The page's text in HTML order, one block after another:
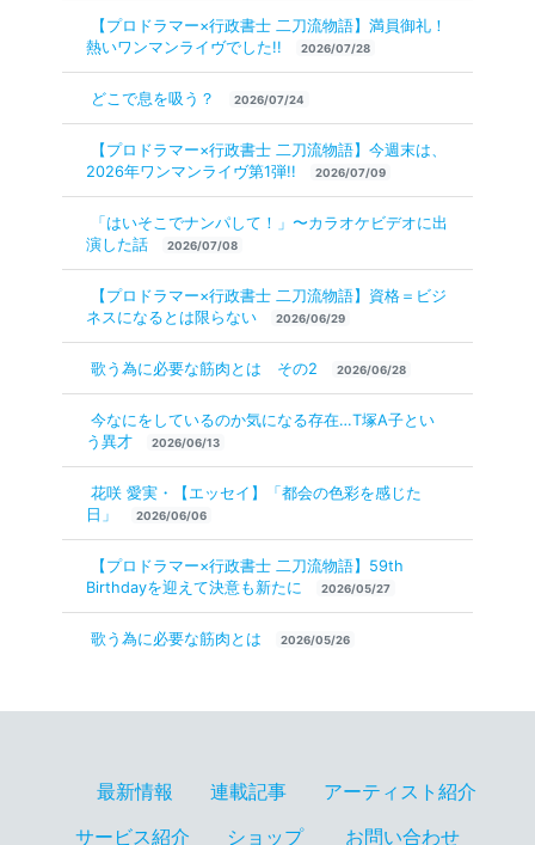
【プロドラマー×行政書士 二刀流物語】満員御礼！
熱いワンマンライヴでした!!
2026/07/28
どこで息を吸う？ 2026/07/24
【プロドラマー×行政書士 二刀流物語】今週末は、
2026年ワンマンライヴ第1弾!!
2026/07/09
「はいそこでナンパして！」〜カラオケビデオに出
演した話
2026/07/08
【プロドラマー×行政書士 二刀流物語】資格＝ビジ
ネスになるとは限らない
2026/06/29
歌う為に必要な筋肉とは その2 2026/06/28
今なにをしているのか気になる存在…T塚A子とい
う異才
2026/06/13
花咲 愛実・【エッセイ】「都会の色彩を感じた
日」
2026/06/06
【プロドラマー×行政書士 二刀流物語】59th
Birthdayを迎えて決意も新たに
2026/05/27
歌う為に必要な筋肉とは 2026/05/26
最新情報 連載記事
アーティスト紹介
サービス紹介
ショップ お問い合わせ